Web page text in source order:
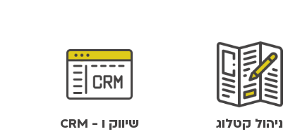
ניהול קטלוג שיווק ו - CRM